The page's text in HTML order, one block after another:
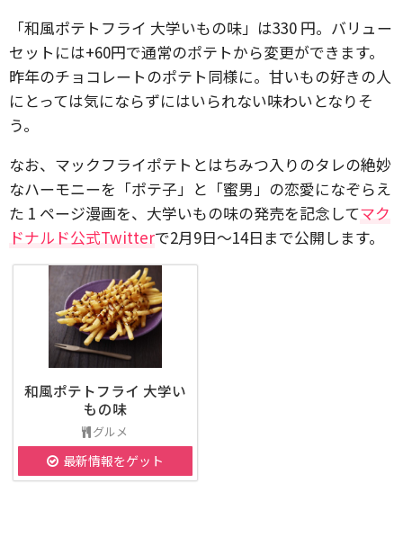
「和風ポテトフライ 大学いもの味」は330 円。バリュー
セットには+60円で通常のポテトから変更ができます。
昨年のチョコレートのポテト同様に。甘いもの好きの人
にとっては気にならずにはいられない味わいとなりそ
う。
なお、マックフライポテトとはちみつ入りのタレの絶妙
なハーモニーを「ポテ子」と「蜜男」の恋愛になぞらえ
た 1 ページ漫画を、大学いもの味の発売を記念してマク
ドナルド公式Twitterで2月9日〜14日まで公開します。
和風ポテトフライ 大学い
もの味
グルメ
最新情報をゲット